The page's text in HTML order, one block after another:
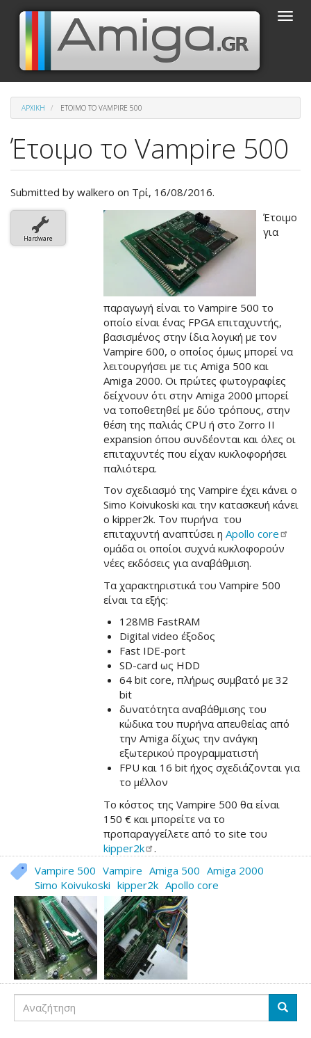
Παράκαμψη
κυρίως
περιεχόμενο
Toggle
ΑΡΧΙΚΉ ΈΤΟΙΜΟ ΤΟ VAMPIRE 500
Έτοιμο το Vampire 500
Submitted by walkero on Τρί, 16/08/2016.
Hardware
Βασική
εικόνα
του
άρθρου
Έτοιμο
για
παραγωγή είναι το Vampire 500 το
οποίο είναι ένας FPGA επιταχυντής,
βασισμένος στην ίδια λογική με τον
Vampire 600, ο οποίος όμως μπορεί να
λειτουργήσει με τις Amiga 500 και
Amiga 2000. Οι πρώτες φωτογραφίες
δείχνουν ότι στην Amiga 2000 μπορεί
να τοποθετηθεί με δύο τρόπους, στην
θέση της παλιάς CPU ή στο Zorro II
expansion όπου συνδέονται και όλες οι
επιταχυντές που είχαν κυκλοφορήσει
παλιότερα.
Τον σχεδιασμό της Vampire έχει κάνει ο
Simo Koivukoski και την κατασκευή κάνει
ο kipper2k. Τον πυρήνα του
επιταχυντή αναπτύσει ηApollocore
ομάδα οι οποίοι συχνά κυκλοφορούν
νέες εκδόσεις για αναβάθμιση.
Τα χαρακτηριστικά του Vampire 500
είναι τα εξής:
128MB FastRAM
Digital video έξοδος
Fast IDE-port
SD-card ως HDD
64 bit core, πλήρως συμβατό με 32
bit
δυνατότητα αναβάθμισης του
κώδικα του πυρήνα απευθείας από
την Amiga δίχως την ανάγκη
εξωτερικού προγραμματιστή
FPU και 16 bit ήχος σχεδιάζονται για
το μέλλον
Το κόστος της Vampire 500 θα είναι
150 € και μπορείτε να το
προπαραγγείλετε από το site του
kipper2k
.
Vampire 500 Vampire Amiga 500 Amiga 2000
Simo Koivukoski kipper2k Apollo core
Αναζήτηση